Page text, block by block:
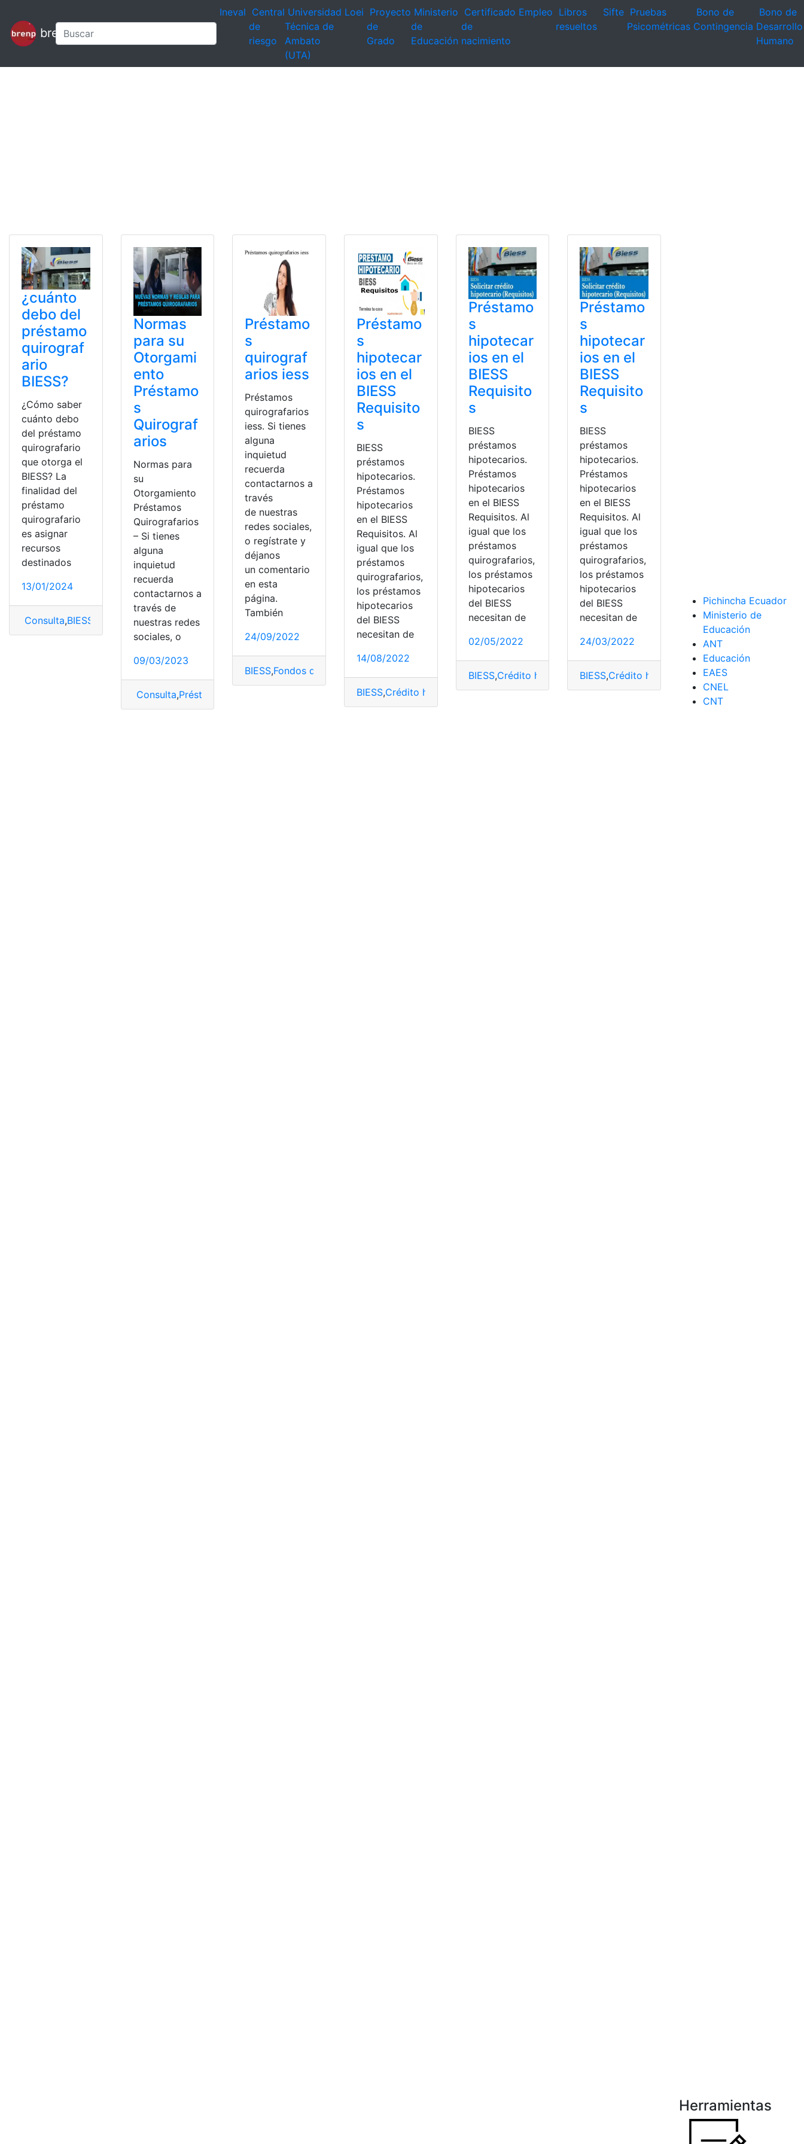
brenp
Ineval Central
de
riesgo
Universidad
Técnica de
Ambato
(UTA)
Loei Proyecto
de
Grado
Ministerio
de
Educación
Certificado
de
nacimiento
Empleo Libros
resueltos
Sifte Pruebas
Psicométricas
Bono de
Contingencia
Bono de
Desarrollo
Humano
¿cuánto
debo del
préstamo
quirograf
ario
BIESS?
¿Cómo saber
cuánto debo
del préstamo
quirografario
que otorga el
BIESS? La
finalidad del
préstamo
quirografario
es asignar
recursos
destinados
13/01/2024
Consulta,BIESS Préstamo,Préstamos Quirografarios
Normas
para su
Otorgami
ento
Préstamo
s
Quirograf
arios
Normas para
su
Otorgamiento
Préstamos
Quirografarios
– Si tienes
alguna
inquietud
recuerda
contactarnos a
través de
nuestras redes
sociales, o
09/03/2023
Consulta,Préstamo quirografario Préstamos Quirografarios,Quirografario
Préstamo
s
quirograf
arios iess
Préstamos
quirografarios
iess. Si tienes
alguna
inquietud
recuerda
contactarnos a
través
de nuestras
redes sociales,
o regístrate y
déjanos
un comentario
en esta
página.
También
24/09/2022
BIESS,Fondos de Reserva Préstamos Quirografarios ,Quirografario
Préstamo
s
hipotecar
ios en el
BIESS
Requisito
s
BIESS
préstamos
hipotecarios.
Préstamos
hipotecarios
en el BIESS
Requisitos. Al
igual que los
préstamos
quirografarios,
los préstamos
hipotecarios
del BIESS
necesitan de
14/08/2022
BIESS,Crédito hipotecario,hipoteca,hipotecario,Préstamos Quirografarios
Préstamo
s
hipotecar
ios en el
BIESS
Requisito
s
BIESS
préstamos
hipotecarios.
Préstamos
hipotecarios
en el BIESS
Requisitos. Al
igual que los
préstamos
quirografarios,
los préstamos
hipotecarios
del BIESS
necesitan de
02/05/2022
BIESS,Crédito hipotecario,hipoteca,hipotecario Préstamo,
Préstamo
s
hipotecar
ios en el
BIESS
Requisito
s
BIESS
préstamos
hipotecarios.
Préstamos
hipotecarios
en el BIESS
Requisitos. Al
igual que los
préstamos
quirografarios,
los préstamos
hipotecarios
del BIESS
necesitan de
24/03/2022
BIESS,Crédito hipotecario hipoteca
Pichincha Ecuador
Ministerio de
Educación
ANT
Educación
EAES
CNEL
CNT
Herramientas